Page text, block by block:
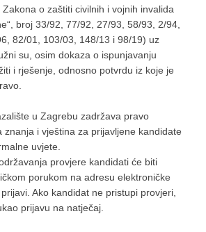
o zaštiti civilnih i vojnih invalida
broj 33/92, 77/92, 27/93, 58/93, 2/94,
82/01, 103/03, 148/13 i 98/19) uz
su, osim dokaza o ispunjavanju
i rješenje, odnosno potvrdu iz koje je
u Zagrebu zadržava pravo
znanja i vještina za prijavljene kandidate
uvjete.
provjere kandidati će biti
porukom na adresu elektroničke
Ako kandidat ne pristupi provjeri,
prijavu na natječaj.